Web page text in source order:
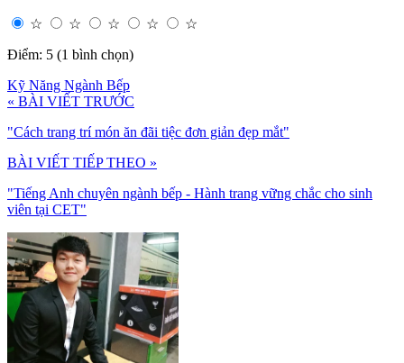
☆ ☆ ☆ ☆
☆
Điểm: 5 (1 bình chọn)
Kỹ Năng Ngành Bếp
« BÀI VIẾT TRƯỚC
"Cách trang trí món ăn đãi tiệc đơn giản đẹp mắt"
BÀI VIẾT TIẾP THEO »
"Tiếng Anh chuyên ngành bếp - Hành trang vững chắc cho sinh
viên tại CET"